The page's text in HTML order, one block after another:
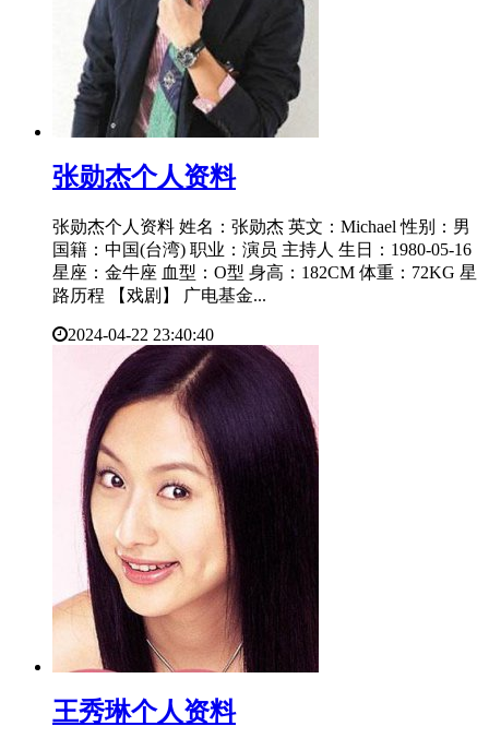
​张勋杰个人资料
张勋杰个人资料 姓名：张勋杰 英文：Michael 性别：男
国籍：中国(台湾) 职业：演员 主持人 生日：1980-05-16
星座：金牛座 血型：O型 身高：182CM 体重：72KG 星
路历程 【戏剧】 广电基金...
2024-04-22 23:40:40
​王秀琳个人资料